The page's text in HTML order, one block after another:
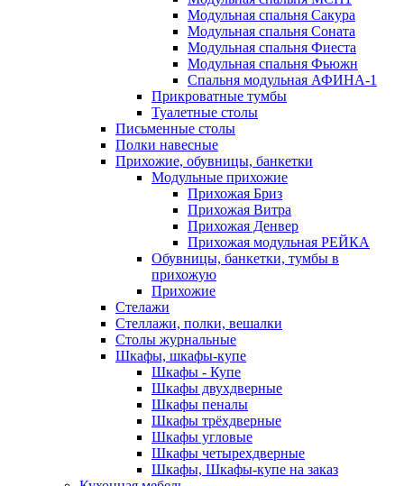
Модульная спальня Сакура
Модульная спальня Соната
Модульная спальня Фиеста
Модульная спальня Фьюжн
Спальня модульная АФИНА-1
Прикроватные тумбы
Туалетные столы
Письменные столы
Полки навесные
Прихожие, обувницы, банкетки
Модульные прихожие
Прихожая Бриз
Прихожая Витра
Прихожая Денвер
Прихожая модульная РЕЙКА
Обувницы, банкетки, тумбы в
прихожую
Прихожие
Стелажи
Стеллажи, полки, вешалки
Столы журнальные
Шкафы, шкафы-купе
Шкафы - Купе
Шкафы двухдверные
Шкафы пеналы
Шкафы трёхдверные
Шкафы угловые
Шкафы четырехдверные
Шкафы, Шкафы-купе на заказ